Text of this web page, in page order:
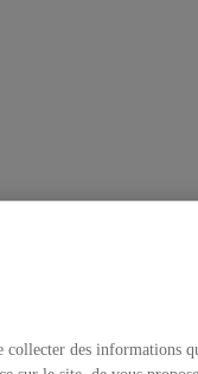
à l’UQAM afin de
collecter des informations